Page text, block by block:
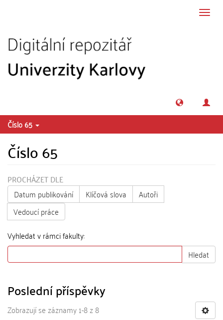
Číslo 65
Číslo 65
PROCHÁZET DLE
Datum publikování
Klíčová slova
Autoři
Vedoucí práce
Vyhledat v rámci fakulty:
Hledat
Poslední příspěvky
Zobrazují se záznamy 1-8 z 8